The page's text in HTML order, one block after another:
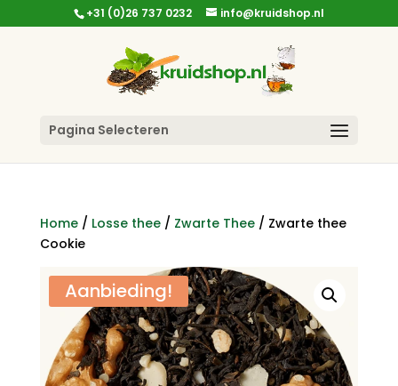
+31 (0)26 737 0232 info@kruidshop.nl
Pagina Selecteren
Home/ Losse thee/ Zwarte Thee/ Zwarte thee
Cookie
Aanbieding!